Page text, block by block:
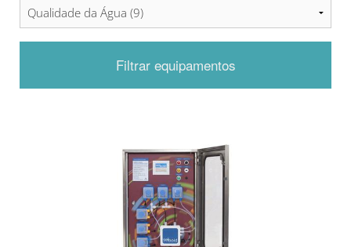
Filtrar equipamentos